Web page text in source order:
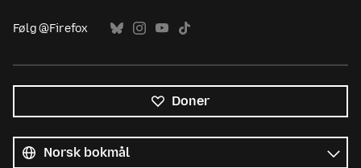
Følg @Firefox
Doner
språk
Språk